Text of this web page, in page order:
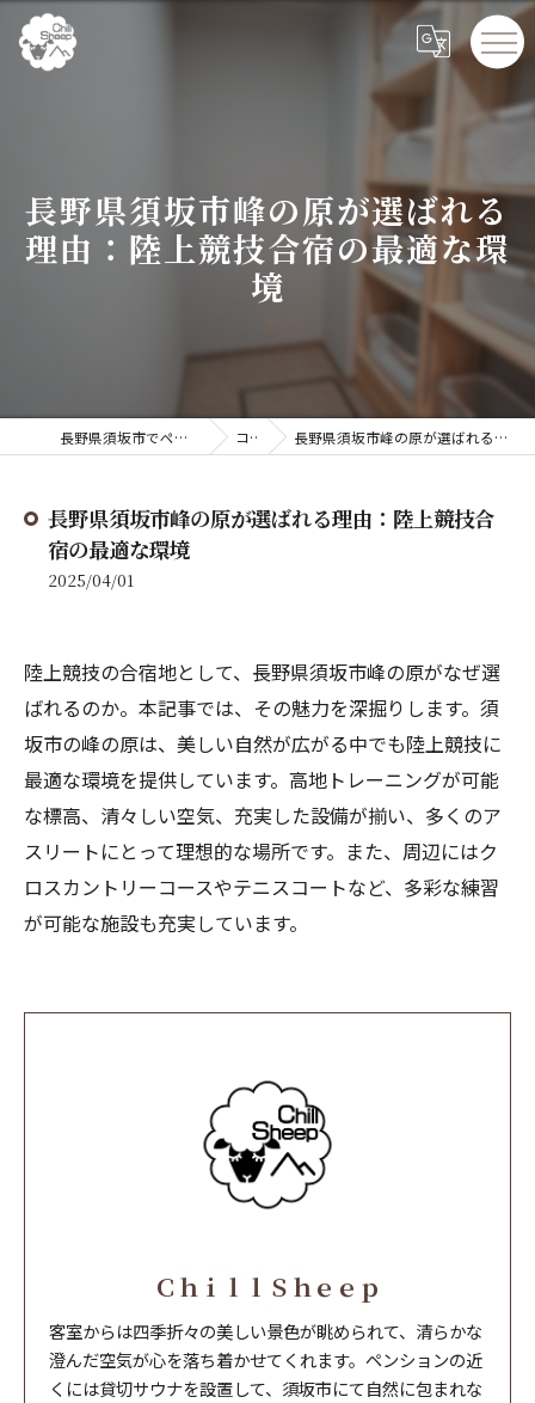
長野県須坂市峰の原が選ばれる
理由：陸上競技合宿の最適な環
境
長野県須坂市でペンションならChillSheep コラム 長野県須坂市峰の原が選ばれる理由：陸上競技合宿の最適な環境
長野県須坂市峰の原が選ばれる理由：陸上競技合
宿の最適な環境
2025/04/01
陸上競技の合宿地として、長野県須坂市峰の原がなぜ選
ばれるのか。本記事では、その魅力を深掘りします。須
坂市の峰の原は、美しい自然が広がる中でも陸上競技に
最適な環境を提供しています。高地トレーニングが可能
な標高、清々しい空気、充実した設備が揃い、多くのア
スリートにとって理想的な場所です。また、周辺にはク
ロスカントリーコースやテニスコートなど、多彩な練習
が可能な施設も充実しています。
ＣｈｉｌｌＳｈｅｅｐ
客室からは四季折々の美しい景色が眺められて、清らかな
澄んだ空気が心を落ち着かせてくれます。ペンションの近
くには貸切サウナを設置して、須坂市にて自然に包まれな